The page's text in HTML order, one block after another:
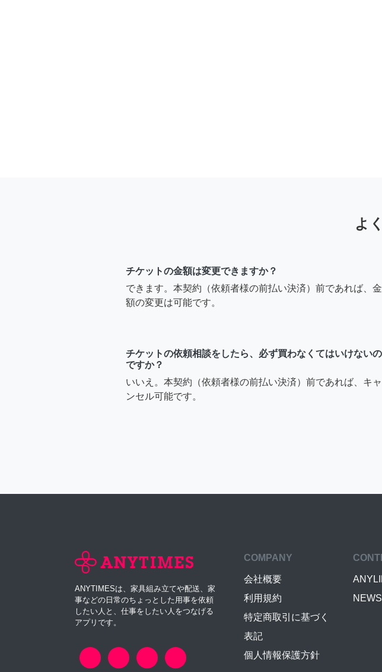
よ
チケットの金額は変更できますか？
できます。本契約（依頼者様の前払い決済）前であれば、金
額の変更は可能です。
チケットの依頼相談をしたら、必ず買わなくてはいけないの
ですか？
いいえ。本契約（依頼者様の前払い決済）前であれば、キャ
ンセル可能です。
ANYTIMESは、家具組み立てや配送、家
事などの日常のちょっとした用事を依頼
したい人と、仕事をしたい人をつなげる
アプリです。
COMPANY
会社概要
利用規約
特定商取引に基づく
表記
個人情報保護方針
NEWS